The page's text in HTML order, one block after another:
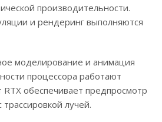
производительности.
и рендеринг выполняются
моделирование и анимация
процессора работают
обеспечивает предпросмотр
лучей.